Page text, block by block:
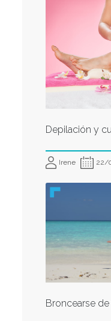
Depilación y
Irene 22/
Broncearse